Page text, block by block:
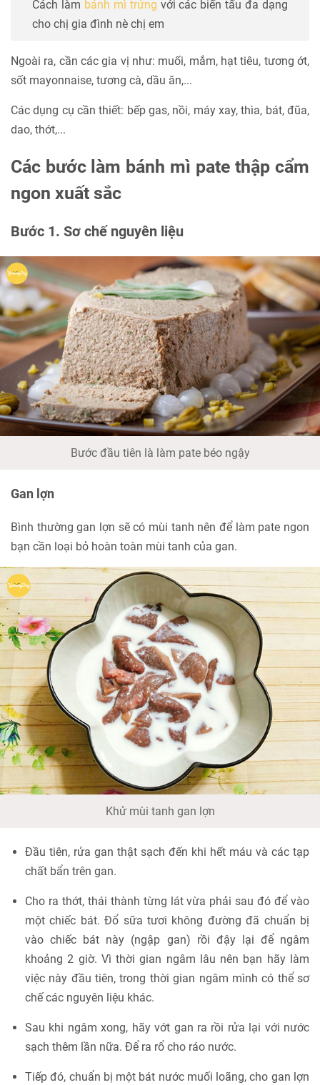
Cách làm bánh mì trứng với các biến tấu đa dạng
cho chị gia đình nè chị em
Ngoài ra, cần các gia vị như: muối, mắm, hạt tiêu, tương ớt,
sốt mayonnaise, tương cà, dầu ăn,...
Các dụng cụ cần thiết: bếp gas, nồi, máy xay, thìa, bát, đũa,
dao, thớt,...
Các bước làm bánh mì pate thập cẩm
ngon xuất sắc
Bước 1. Sơ chế nguyên liệu
Bước đầu tiên là làm pate béo ngậy
Gan lợn
Bình thường gan lợn sẽ có mùi tanh nên để làm pate ngon
bạn cần loại bỏ hoàn toàn mùi tanh của gan.
Khử mùi tanh gan lợn
Đầu tiên, rửa gan thật sạch đến khi hết máu và các tạp
chất bẩn trên gan.
Cho ra thớt, thái thành từng lát vừa phải sau đó để vào
một chiếc bát. Đổ sữa tươi không đường đã chuẩn bị
vào chiếc bát này (ngập gan) rồi đậy lại để ngâm
khoảng 2 giờ. Vì thời gian ngâm lâu nên bạn hãy làm
việc này đầu tiên, trong thời gian ngâm mình có thể sơ
chế các nguyên liệu khác.
Sau khi ngâm xong, hãy vớt gan ra rồi rửa lại với nước
sạch thêm lần nữa. Để ra rổ cho ráo nước.
Tiếp đó, chuẩn bị một bát nước muối loãng, cho gan lợn